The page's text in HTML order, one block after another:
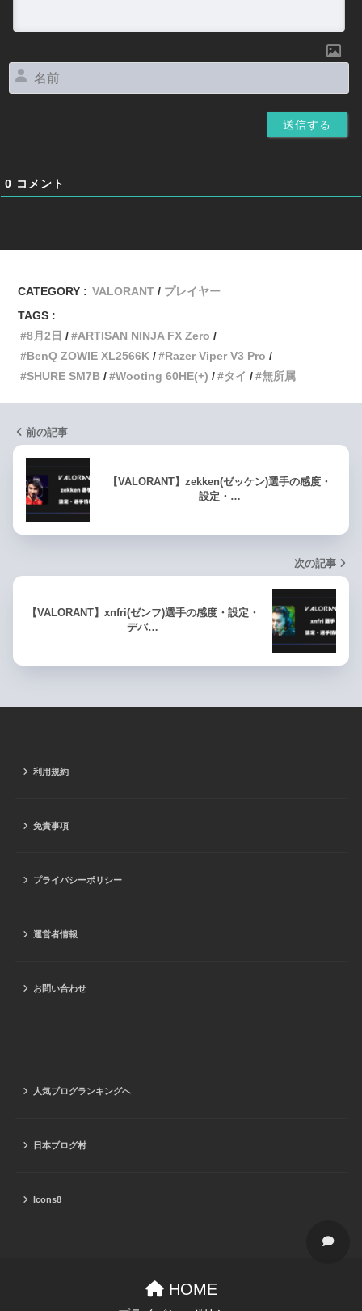
0 コメント
CATEGORY : VALORANT
プレイヤー
TAGS :
8月2日
ARTISAN NINJA FX Zero
BenQ ZOWIE XL2566K
Razer Viper V3 Pro
SHURE SM7B
Wooting 60HE(+) タイ 無所属
前の記事
【VALORANT】zekken(ゼッケン)選手の感度・
設定・…
次の記事
【VALORANT】xnfri(ゼンフ)選手の感度・設定・
デバ…
利用規約
免責事項
プライバシーポリシー
運営者情報
お問い合わせ
人気ブログランキングへ
日本ブログ村
Icons8
HOME